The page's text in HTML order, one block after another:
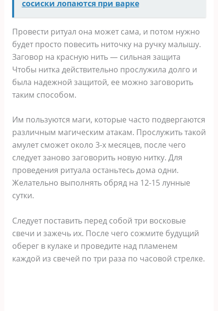
сосиски лопаются при варке
Провести ритуал она может сама, и потом нужно
будет просто повесить ниточку на ручку малышу.
Заговор на красную нить — сильная защита
Чтобы нитка действительно прослужила долго и
была надежной защитой, ее можно заговорить
таким способом.
Им пользуются маги, которые часто подвергаются
различным магическим атакам. Прослужить такой
амулет сможет около 3-х месяцев, после чего
следует заново заговорить новую нитку. Для
проведения ритуала останьтесь дома одни.
Желательно выполнять обряд на 12-15 лунные
сутки.
Следует поставить перед собой три восковые
свечи и зажечь их. После чего сожмите будущий
оберег в кулаке и проведите над пламенем
каждой из свечей по три раза по часовой стрелке.